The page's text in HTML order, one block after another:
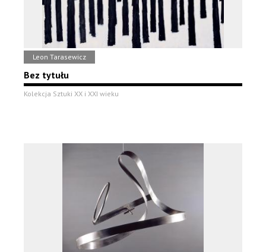
Leon Tarasewicz
Bez tytułu
Kolekcja Sztuki XX i XXI wieku